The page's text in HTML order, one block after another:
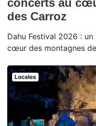
concerts au
des Carroz
Dahu Festival 2026 :
cœur des montagnes
Locales